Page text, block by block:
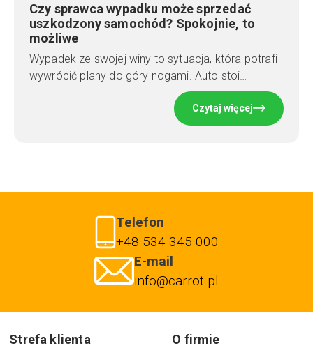
Czy sprawca wypadku może sprzedać
uszkodzony samochód? Spokojnie, to
możliwe
Wypadek ze swojej winy to sytuacja, która potrafi
wywrócić plany do góry nogami. Auto stoi…
Czytaj więcej
Telefon
+48 534 345 000
E-mail
info@carrot.pl
Strefa klienta
O firmie